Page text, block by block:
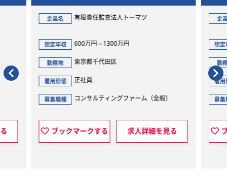
企業名 有限責任監査法人トーマツ
想定年収 600万円～1300万円
勤務地 東京都千代田区
雇用形態 正社員
募集職種 コンサルティングファーム（全般）
ブックマークする 求人詳細を見る
企
想定
勤
雇用
募集